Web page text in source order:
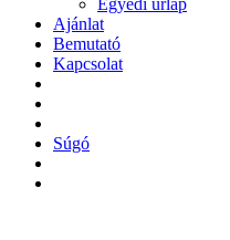
Egyedi űrlap
Ajánlat
Bemutató
Kapcsolat
Súgó